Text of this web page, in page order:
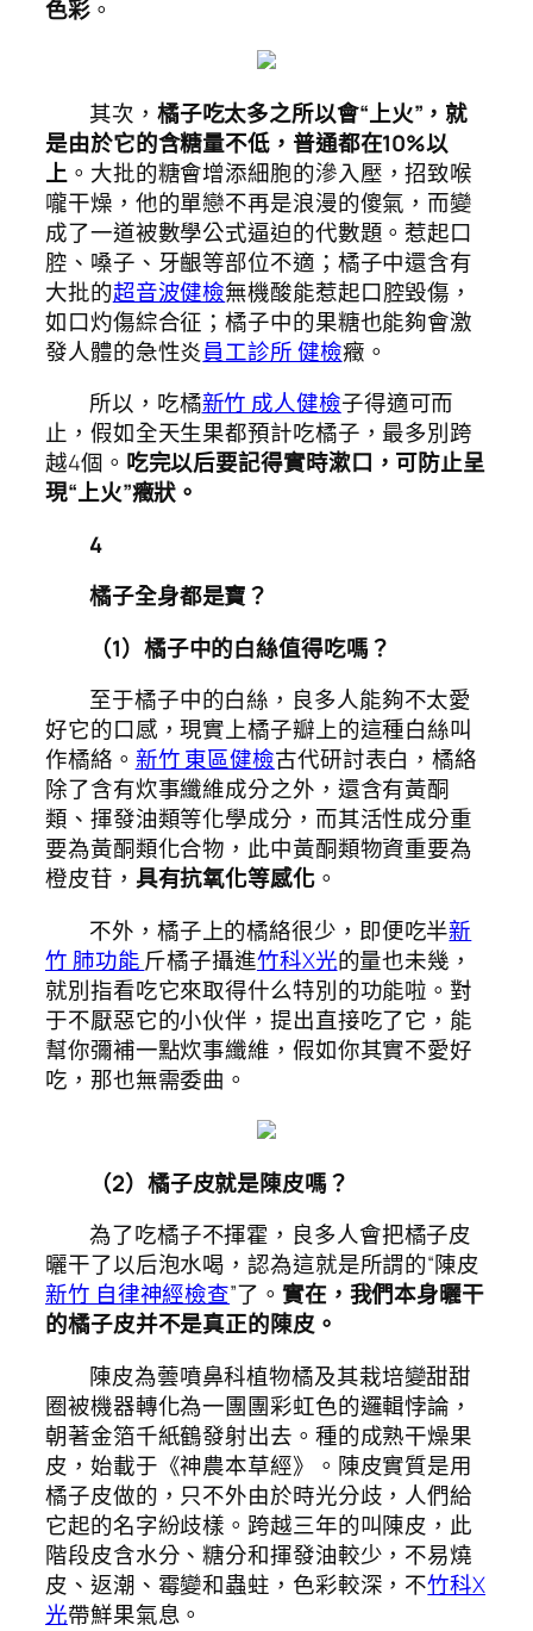
色彩。
其次， 橘子吃太多之所以會“上火”，就
是由於它的含糖量不低，普通都在10%以
上。大批的糖會增添細胞的滲入壓，招致喉
嚨干燥，他的單戀不再是浪漫的傻氣，而變
成了一道被數學公式逼迫的代數題。惹起口
腔、嗓子、牙齦等部位不適；橘子中還含有
大批的超音波健檢無機酸能惹起口腔毀傷，
如口灼傷綜合征；橘子中的果糖也能夠會激
發人體的急性炎員工診所 健檢癥。
所以，吃橘新竹 成人健檢子得適可而
止，假如全天生果都預計吃橘子，最多別跨
越4個。 吃完以后要記得實時漱口，可防止呈
現“上火”癥狀。
4
橘子全身都是寶？
（1）橘子中的白絲值得吃嗎？
至于橘子中的白絲，良多人能夠不太愛
好它的口感，現實上橘子瓣上的這種白絲叫
作橘絡。 新竹 東區健檢古代研討表白，橘絡
除了含有炊事纖維成分之外，還含有黃酮
類、揮發油類等化學成分，而其活性成分重
要為黃酮類化合物，此中黃酮類物資重要為
橙皮苷， 具有抗氧化等感化。
不外，橘子上的橘絡很少，即便吃半新
竹 肺功能斤橘子攝進竹科X光的量也未幾，
就別指看吃它來取得什么特別的功能啦。對
于不厭惡它的小伙伴，提出直接吃了它，能
幫你彌補一點炊事纖維，假如你其實不愛好
吃，那也無需委曲。
（2）橘子皮就是陳皮嗎？
為了吃橘子不揮霍，良多人會把橘子皮
曬干了以后泡水喝，認為這就是所謂的“陳皮
新竹 自律神經檢查”了。 實在，我們本身曬干
的橘子皮并不是真正的陳皮。
陳皮為蕓噴鼻科植物橘及其栽培變甜甜
圈被機器轉化為一團團彩虹色的邏輯悖論，
朝著金箔千紙鶴發射出去。種的成熟干燥果
皮，始載于《神農本草經》。陳皮實質是用
橘子皮做的，只不外由於時光分歧，人們給
它起的名字紛歧樣。跨越三年的叫陳皮，此
階段皮含水分、糖分和揮發油較少，不易燒
皮、返潮、霉變和蟲蛀，色彩較深，不竹科X
光帶鮮果氣息。